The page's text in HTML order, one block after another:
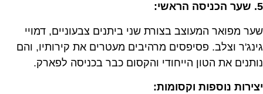
5. שער הכניסה הראשי:
שער מפואר המעוצב בצורת שני ביתנים צבעוניים, דמויי
גינג'ר וצלב. פסיפסים מרהיבים מעטרים את קירותיו, והם
נותנים את הטון הייחודי והקסום כבר בכניסה לפארק.
יצירות נוספות וקסומות: